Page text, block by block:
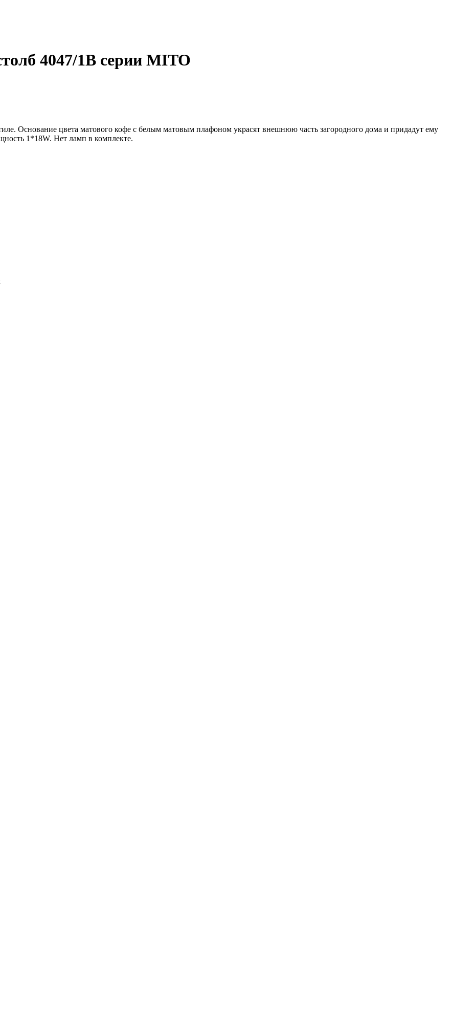
4047/1B серии MITO
Основание цвета матового кофе с белым матовым плафоном украсят внешнюю часть загородного дома и придадут ему
1*18W. Нет ламп в комплекте.